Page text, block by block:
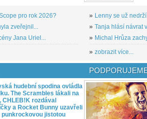
pro rok 2026?
zveřejnil...
Jana Uriel...
» Lenny se už
» Tanja hlásí návrat
» Michal Hrůza
» zobrazit více...
hudební spodina ovládla
The Scrambles lákali na
CHLEB!K rozdával
a Rocket Bunny uzavřeli
punkrockovou jistotou